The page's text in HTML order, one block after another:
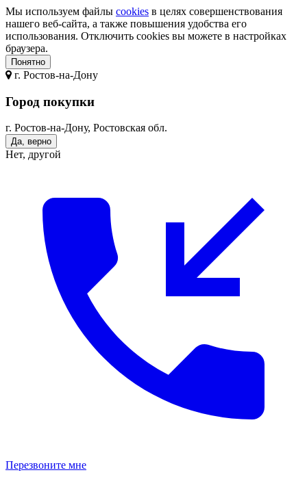
Мы используем файлы cookies в целях совершенствования
нашего веб-сайта, а также повышения удобства его
использования. Отключить cookies вы можете в настройках
браузера.
Понятно
г. Ростов-на-Дону
Город покупки
г. Ростов-на-Дону, Ростовская обл.
Да, верно
Нет, другой
Перезвоните мне